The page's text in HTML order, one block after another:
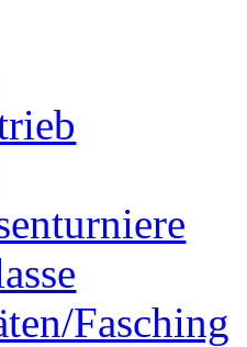
Fasching